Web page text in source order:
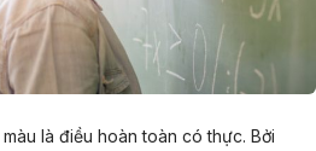
là điều hoàn toàn có thực. Bởi